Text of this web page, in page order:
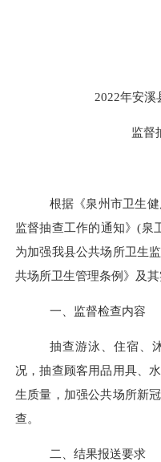
2022年安溪
监督
根据《泉州市卫生
监督抽查工作的通知》(泉
为加强我县公共场所卫生
共场所卫生管理条例》及其
一、监督检查内容
抽查游泳、住宿、
况，抽查顾客用品用具、
生质量，加强公共场所新
查。
二、结果报送要求